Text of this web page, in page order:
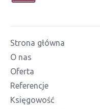
Strona główna
O nas
Oferta
Referencje
Księgowość